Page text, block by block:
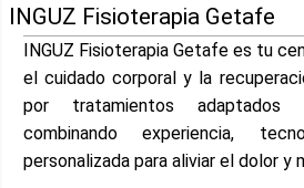
INGUZ Fisioterapia Getafe
INGUZ Fisioterapia Getafe es tu
el cuidado corporal y la
por tratamientos
combinando experiencia,
personalizada para aliviar el dolor y